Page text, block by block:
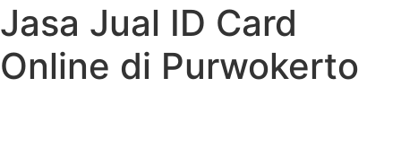
Jasa Jual ID Card
Online di Purwokerto